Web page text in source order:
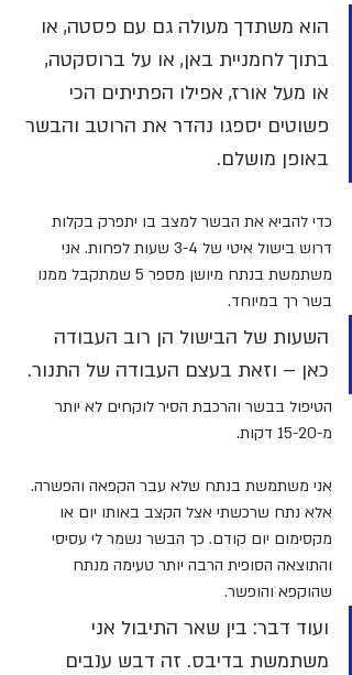
הוא משתדך מעולה גם עם פסטה, או
בתוך לחמניית באן, או על ברוסקטה,
או מעל אורז, אפילו הפתיתים הכי
פשוטים יספגו נהדר את הרוטב והבשר
באופן מושלם.
כדי להביא את הבשר למצב בו יתפרק בקלות
דרוש בישול איטי של 3-4 שעות לפחות. אני
משתמשת בנתח מיושן מספר 5 שמתקבל ממנו
בשר רך במיוחד.
השעות של הבישול הן רוב העבודה
כאן – וזאת בעצם העבודה של התנור.
הטיפול בבשר והרכבת הסיר לוקחים לא יותר
מ-15-20 דקות.
אני משתמשת בנתח שלא עבר הקפאה והפשרה.
אלא נתח שרכשתי אצל הקצב באותו יום או
מקסימום יום קודם. כך הבשר נשמר לי עסיסי
והתוצאה הסופית הרבה יותר טעימה מנתח
שהוקפא והופשר.
ועוד דבר: בין שאר התיבול אני
משתמשת בדיבס. זה דבש ענבים